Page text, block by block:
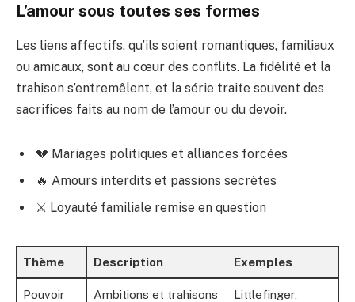
L’amour sous toutes ses formes
Les liens affectifs, qu’ils soient romantiques, familiaux
ou amicaux, sont au cœur des conflits. La fidélité et la
trahison s’entremêlent, et la série traite souvent des
sacrifices faits au nom de l’amour ou du devoir.
💔 Mariages politiques et alliances forcées
🔥 Amours interdits et passions secrètes
⚔️ Loyauté familiale remise en question
Thème Description Exemples
Pouvoir
Ambitions et trahisons
Littlefinger,